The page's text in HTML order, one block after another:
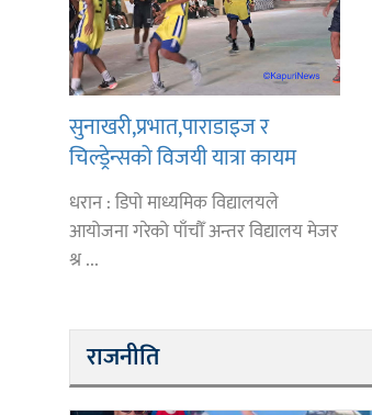
सुनाखरी,प्रभात,पाराडाइज र
चिल्ड्रेन्सको विजयी यात्रा कायम
धरान : डिपो माध्यमिक विद्यालयले
आयोजना गरेको पाँचौँ अन्तर विद्यालय मेजर
श्र ...
राजनीति